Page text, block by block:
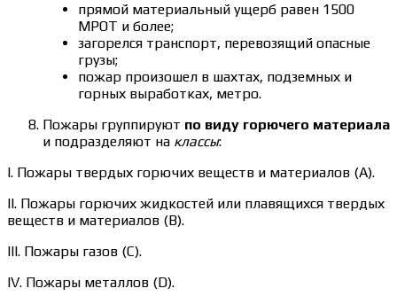
прямой материальный ущерб равен 1500
МРОТ и более;
загорелся транспорт, перевозящий опасные
грузы;
пожар произошел в шахтах, подземных и
горных выработках, метро.
Пожары группируют по виду горючего материала
и подразделяют на классы:
I. Пожары твердых горючих веществ и материалов (А).
II. Пожары горючих жидкостей или плавящихся твердых
веществ и материалов (В).
III. Пожары газов (С).
IV. Пожары металлов (D).